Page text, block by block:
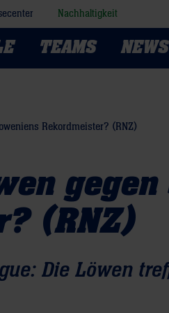
Nachhaltigkeit
TEAMS NEWS
Rekordmeister? (RNZ)
(RNZ)
Die Löwen